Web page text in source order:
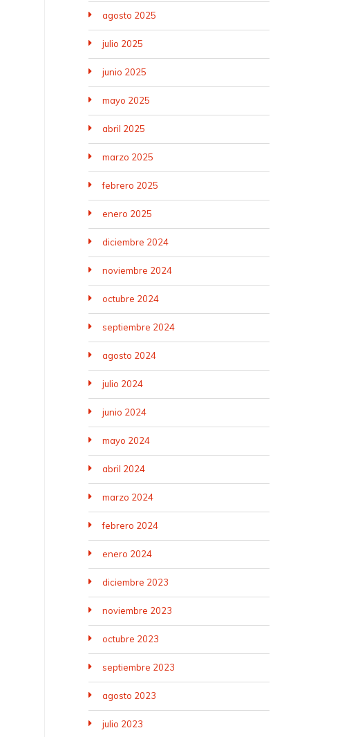
agosto 2025
julio 2025
junio 2025
mayo 2025
abril 2025
marzo 2025
febrero 2025
enero 2025
diciembre 2024
noviembre 2024
octubre 2024
septiembre 2024
agosto 2024
julio 2024
junio 2024
mayo 2024
abril 2024
marzo 2024
febrero 2024
enero 2024
diciembre 2023
noviembre 2023
octubre 2023
septiembre 2023
agosto 2023
julio 2023